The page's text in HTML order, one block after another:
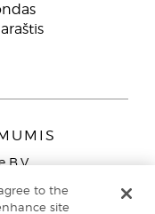
B.V.
to the
site